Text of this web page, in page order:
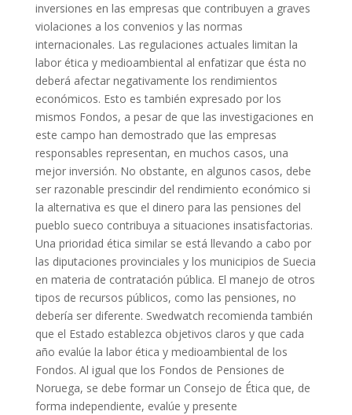
inversiones en las empresas que contribuyen a graves
violaciones a los convenios y las normas
internacionales. Las regulaciones actuales limitan la
labor ética y medioambiental al enfatizar que ésta no
deberá afectar negativamente los rendimientos
económicos. Esto es también expresado por los
mismos Fondos, a pesar de que las investigaciones en
este campo han demostrado que las empresas
responsables representan, en muchos casos, una
mejor inversión. No obstante, en algunos casos, debe
ser razonable prescindir del rendimiento económico si
la alternativa es que el dinero para las pensiones del
pueblo sueco contribuya a situaciones insatisfactorias.
Una prioridad ética similar se está llevando a cabo por
las diputaciones provinciales y los municipios de Suecia
en materia de contratación pública. El manejo de otros
tipos de recursos públicos, como las pensiones, no
debería ser diferente. Swedwatch recomienda también
que el Estado establezca objetivos claros y que cada
año evalúe la labor ética y medioambiental de los
Fondos. Al igual que los Fondos de Pensiones de
Noruega, se debe formar un Consejo de Ética que, de
forma independiente, evalúe y presente